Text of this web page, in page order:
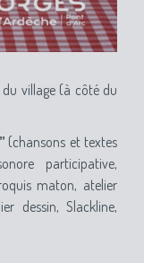
village (à côté du
(chansons et textes
participative,
maton, atelier
dessin, Slackline,